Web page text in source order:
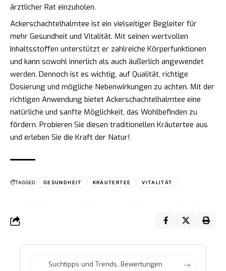
ärztlicher Rat einzuholen.
Ackerschachtelhalmtee ist ein vielseitiger Begleiter für
mehr Gesundheit und Vitalität. Mit seinen wertvollen
Inhaltsstoffen unterstützt er zahlreiche Körperfunktionen
und kann sowohl innerlich als auch äußerlich angewendet
werden. Dennoch ist es wichtig, auf Qualität, richtige
Dosierung und mögliche Nebenwirkungen zu achten. Mit der
richtigen Anwendung bietet Ackerschachtelhalmtee eine
natürliche und sanfte Möglichkeit, das Wohlbefinden zu
fördern. Probieren Sie diesen traditionellen Kräutertee aus
und erleben Sie die Kraft der Natur!
TAGGED: GESUNDHEIT KRÄUTERTEE VITALITÄT